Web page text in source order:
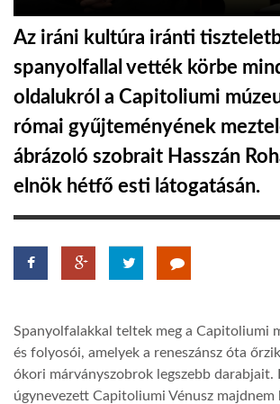
LINKTR.EE
GLOBOZSARU
DOBRAVERO.HU
LATIMO.HU
GLOBOBOOK
Az iráni kultúra iránti
spanyolfallal vették körbe
oldalukról a Capitoliumi
római gyűjteményének
ábrázoló szobrait Hasszán
elnök hétfő esti látogatásán.
Spanyolfalakkal teltek meg a Capitoliumi
és folyosói, amelyek a reneszánsz óta
ókori márványszobrok legszebb darabjait.
úgynevezett Capitoliumi Vénusz majdnem